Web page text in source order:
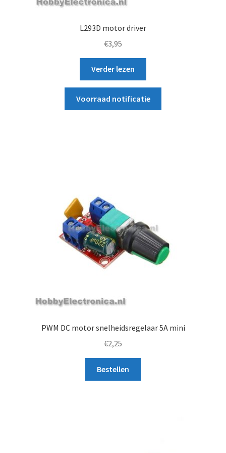
L293D motor driver
€3,95
Verder lezen
Voorraad notificatie
PWM DC motor snelheidsregelaar 5A mini
€2,25
Bestellen